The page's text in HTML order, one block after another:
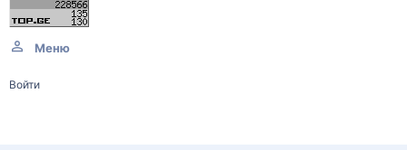
Меню
Войти